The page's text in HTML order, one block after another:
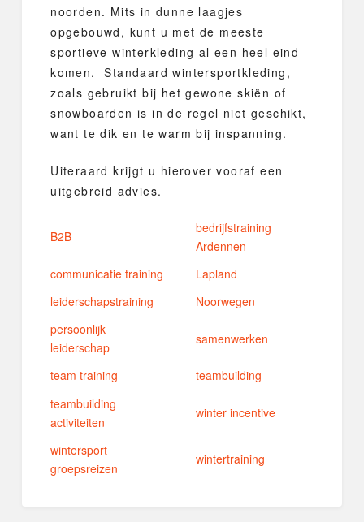
noorden. Mits in dunne laagjes
opgebouwd, kunt u met de meeste
sportieve winterkleding al een heel eind
komen. Standaard wintersportkleding,
zoals gebruikt bij het gewone skiën of
snowboarden is in de regel niet geschikt,
want te dik en te warm bij inspanning.
Uiteraard krijgt u hierover vooraf een
uitgebreid advies.
B2B
bedrijfstraining
Ardennen
communicatie training
Lapland
leiderschapstraining
Noorwegen
persoonlijk
leiderschap
samenwerken
team training
teambuilding
teambuilding
activiteiten
winter incentive
wintersport
groepsreizen
wintertraining